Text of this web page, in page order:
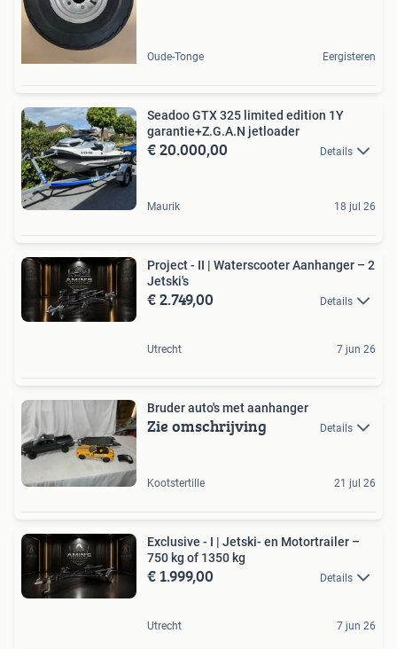
Oude-Tonge Eergisteren
Seadoo GTX 325 limited edition 1Y
garantie+Z.G.A.N jetloader
€ 20.000,00 Details
Maurik 18 jul 26
Project - II | Waterscooter Aanhanger – 2
Jetski's
€ 2.749,00 Details
Utrecht 7 jun 26
Bruder auto's met aanhanger
Zie omschrijving Details
Kootstertille 21 jul 26
Exclusive - I | Jetski- en Motortrailer –
750 kg of 1350 kg
€ 1.999,00 Details
Utrecht 7 jun 26